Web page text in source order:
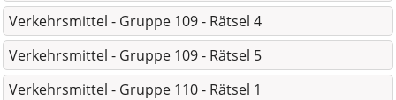
Verkehrsmittel - Gruppe 109 - Rätsel 4
Verkehrsmittel - Gruppe 109 - Rätsel 5
Verkehrsmittel - Gruppe 110 - Rätsel 1